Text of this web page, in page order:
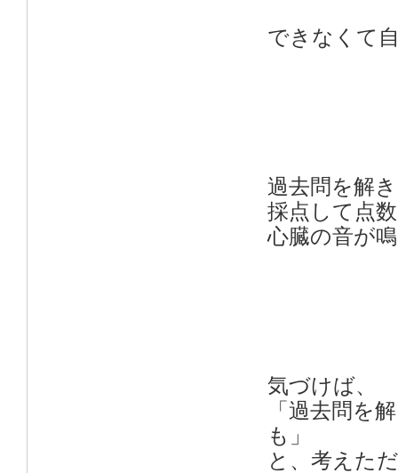
できなくて
過去問を解
採点して点
心臓の音が
気づけば、
「過去問を
も」
と、考えた